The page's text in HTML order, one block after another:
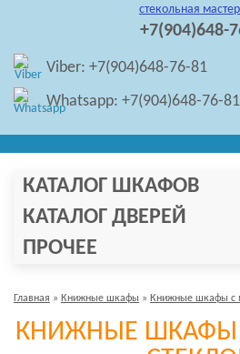
стекольная
+7(904)648-
Viber: +7(904)648-76-81
Whatsapp: +7(904)648-76-81
КАТАЛОГ ШКАФОВ
КАТАЛОГ ДВЕРЕЙ
ПРОЧЕЕ
Главная » Книжные шкафы » Книжные шкафы с
КНИЖНЫЕ